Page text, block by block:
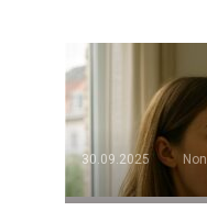
30.09.2025